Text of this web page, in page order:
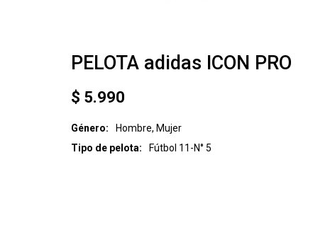
PELOTA adidas ICON PRO
$ 5.990
Género
Hombre, Mujer
Tipo de pelota
Fútbol 11-N° 5